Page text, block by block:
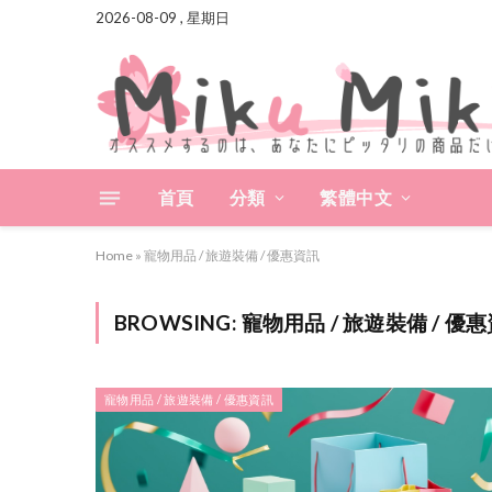
2026-08-09 , 星期日
首頁 分類 繁體中文
Home » 寵物用品 / 旅遊裝備 / 優惠資訊
BROWSING: 寵物用品 / 旅遊裝備 / 優惠
寵物用品 / 旅遊裝備 / 優惠資訊